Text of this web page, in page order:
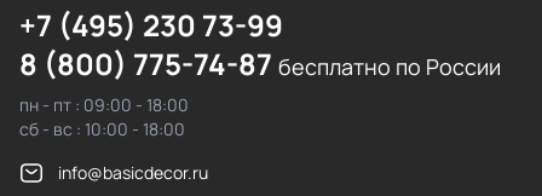
+7 (495) 230 73-99
8 (800) 775-74-87 бесплатно по России
пн - пт : 09:00 - 18:00
сб - вс : 10:00 - 18:00
info@basicdecor.ru